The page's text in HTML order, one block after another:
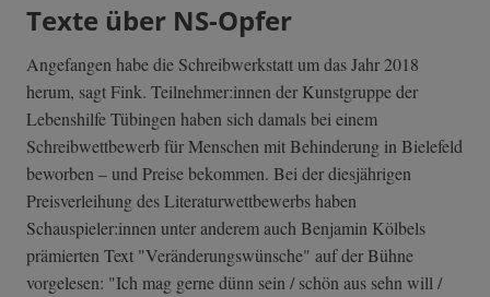
Texte über NS-Opfer
Angefangen habe die Schreibwerkstatt um das Jahr 2018
herum, sagt Fink. Teilnehmer:innen der Kunstgruppe der
Lebenshilfe Tübingen haben sich damals bei einem
Schreibwettbewerb für Menschen mit Behinderung in Bielefeld
beworben – und Preise bekommen. Bei der diesjährigen
Preisverleihung des Literaturwettbewerbs haben
Schauspieler:innen unter anderem auch Benjamin Kölbels
prämierten Text "Veränderungswünsche" auf der Bühne
vorgelesen: "Ich mag gerne dünn sein / schön aus sehn will /